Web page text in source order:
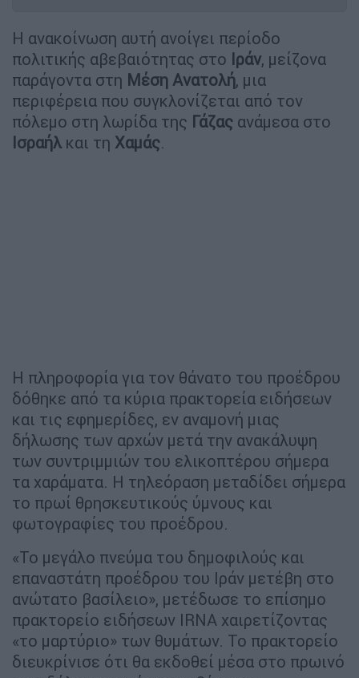
Η ανακοίνωση αυτή ανοίγει περίοδο
πολιτικής αβεβαιότητας στο Ιράν, μείζονα
παράγοντα στη Μέση Ανατολή, μια
περιφέρεια που συγκλονίζεται από τον
πόλεμο στη λωρίδα της Γάζας ανάμεσα στο
Ισραήλ και τη Χαμάς.
Η πληροφορία για τον θάνατο του προέδρου
δόθηκε από τα κύρια πρακτορεία ειδήσεων
και τις εφημερίδες, εν αναμονή μιας
δήλωσης των αρχών μετά την ανακάλυψη
των συντριμμιών του ελικοπτέρου σήμερα
τα χαράματα. Η τηλεόραση μεταδίδει σήμερα
το πρωί θρησκευτικούς ύμνους και
φωτογραφίες του προέδρου.
«Το μεγάλο πνεύμα του δημοφιλούς και
επαναστάτη προέδρου του Ιράν μετέβη στο
ανώτατο βασίλειο», μετέδωσε το επίσημο
πρακτορείο ειδήσεων IRNA χαιρετίζοντας
«το μαρτύριο» των θυμάτων. Το πρακτορείο
διευκρίνισε ότι θα εκδοθεί μέσα στο πρωινό